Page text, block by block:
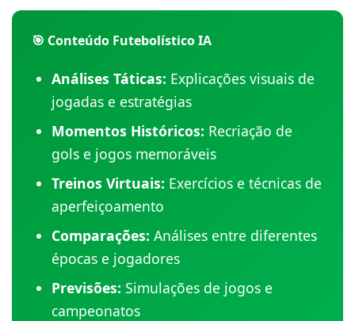
🎯 Conteúdo Futebolístico IA
Análises Táticas: Explicações visuais de
jogadas e estratégias
Momentos Históricos: Recriação de
gols e jogos memoráveis
Treinos Virtuais: Exercícios e técnicas de
aperfeiçoamento
Comparações: Análises entre diferentes
épocas e jogadores
Previsões: Simulações de jogos e
campeonatos